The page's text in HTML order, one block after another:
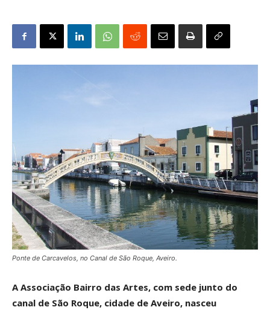
Ponte de Carcavelos, no Canal de São Roque, Aveiro.
A Associação Bairro das Artes, com sede junto do
canal de São Roque, cidade de Aveiro, nasceu